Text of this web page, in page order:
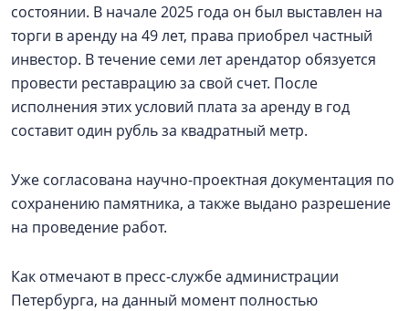
состоянии. В начале 2025 года он был выставлен на
торги в аренду на 49 лет, права приобрел частный
инвестор. В течение семи лет арендатор обязуется
провести реставрацию за свой счет. После
исполнения этих условий плата за аренду в год
составит один рубль за квадратный метр.
Уже согласована научно-проектная документация по
сохранению памятника, а также выдано разрешение
на проведение работ.
Как отмечают в пресс-службе администрации
Петербурга, на данный момент полностью